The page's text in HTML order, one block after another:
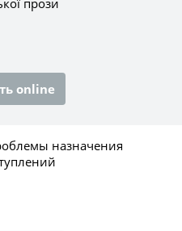
online
назначения